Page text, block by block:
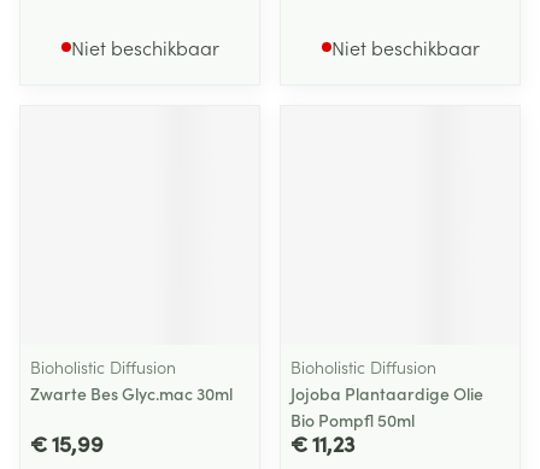
Niet beschikbaar Niet beschikbaar
Bioholistic Diffusion
Zwarte Bes Glyc.mac 30ml
€ 15,99
Bioholistic Diffusion
Jojoba Plantaardige Olie
Bio Pompfl 50ml
€ 11,23